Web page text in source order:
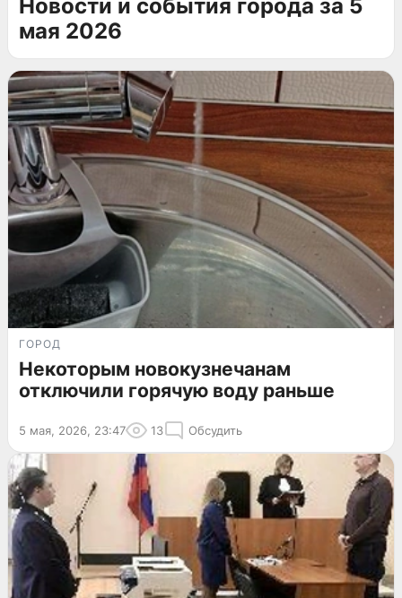
Новости и события города за 5
мая 2026
ГОРОД
Некоторым новокузнечанам
отключили горячую воду раньше
5 мая, 2026, 23:47 13 Обсудить